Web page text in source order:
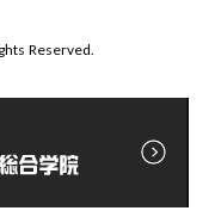
Reserved.